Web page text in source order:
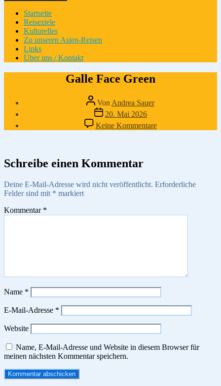
Startseite
Reiseziele
Kulturelles
Zu unseren Asien-Reisen
Links
Über uns / Kontakt
Galle Face Green
Beitragsautor
Von Andrea Sauer
Veröffentlichungsdatum
20. Mai 2026
Keine Kommentarezu
Galle
Schreibe einen Kommentar
Deine E-Mail-Adresse wird nicht veröffentlicht. Erforderliche
Felder sind mit * markiert
Kommentar *
Name *
E-Mail-Adresse *
Website
Name, E-Mail-Adresse und Website in diesem Browser für
meinen nächsten Kommentar speichern.